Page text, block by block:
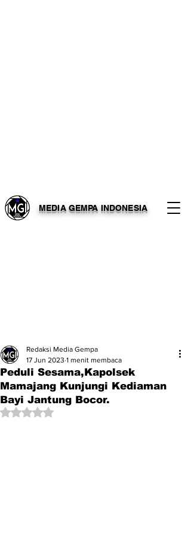
MEDIA GEMPA INDONESIA
Peduli Sesama,Kapolsek
Mamajang Kunjungi Kediaman
Bayi Jantung Bocor.
Redaksi Media Gempa
17 Jun 2023 1 menit membaca
Dinilai NaN dari 5 bintang.